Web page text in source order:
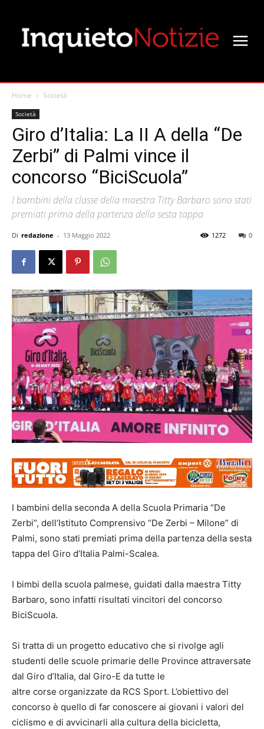
Home Società
Società
Giro d’Italia: La II A della “De
Zerbi” di Palmi vince il
concorso “BiciScuola”
I bambini della classe della maestra Titty Barbaro sono stati
premiati prima della partenza della sesta tappa
Di redazione - 13 Maggio 2022 0
1272
I bambini della seconda A della Scuola Primaria “De
Zerbi”, dell’Istituto Comprensivo “De Zerbi – Milone” di
Palmi, sono stati premiati prima della partenza della sesta
tappa del Giro d’Italia Palmi-Scalea.
I bimbi della scuola palmese, guidati dalla maestra Titty
Barbaro, sono infatti risultati vincitori del concorso
BiciScuola.
Si tratta di un progetto educativo che si rivolge agli
studenti delle scuole primarie delle Province attraversate
dal Giro d’Italia, dal Giro-E da tutte le
altre corse organizzate da RCS Sport. L’obiettivo del
concorso è quello di far conoscere ai giovani i valori del
ciclismo e di avvicinarli alla cultura della bicicletta,